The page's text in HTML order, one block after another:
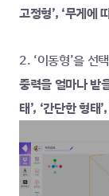
고정형’, ‘무게에
2. ‘이동형’을 선
중력을 얼마나 받
태’, ‘간단한 형태